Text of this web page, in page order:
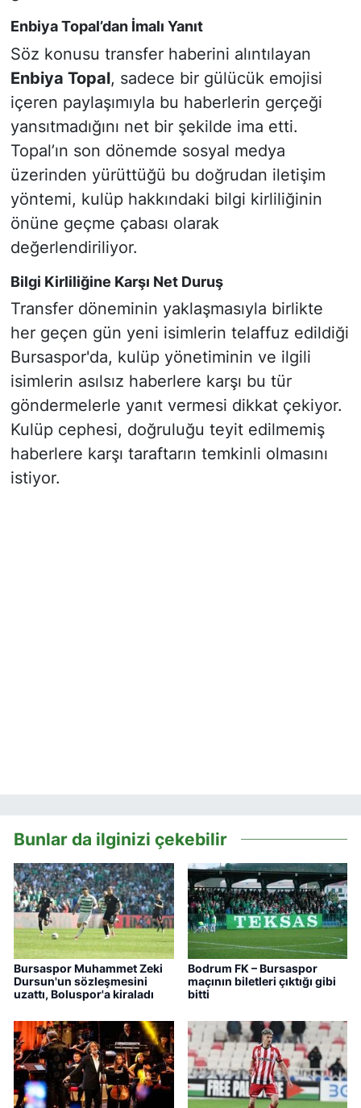
Enbiya Topal’dan İmalı Yanıt
Söz konusu transfer haberini alıntılayan
Enbiya Topal, sadece bir gülücük emojisi
içeren paylaşımıyla bu haberlerin gerçeği
yansıtmadığını net bir şekilde ima etti.
Topal’ın son dönemde sosyal medya
üzerinden yürüttüğü bu doğrudan iletişim
yöntemi, kulüp hakkındaki bilgi kirliliğinin
önüne geçme çabası olarak
değerlendiriliyor.
Bilgi Kirliliğine Karşı Net Duruş
Transfer döneminin yaklaşmasıyla birlikte
her geçen gün yeni isimlerin telaffuz edildiği
Bursaspor'da, kulüp yönetiminin ve ilgili
isimlerin asılsız haberlere karşı bu tür
göndermelerle yanıt vermesi dikkat çekiyor.
Kulüp cephesi, doğruluğu teyit edilmemiş
haberlere karşı taraftarın temkinli olmasını
istiyor.
Bunlar da ilginizi çekebilir
Bursaspor Muhammet Zeki
Dursun'un sözleşmesini
uzattı, Boluspor'a kiraladı
Bodrum FK – Bursaspor
maçının biletleri çıktığı gibi
bitti